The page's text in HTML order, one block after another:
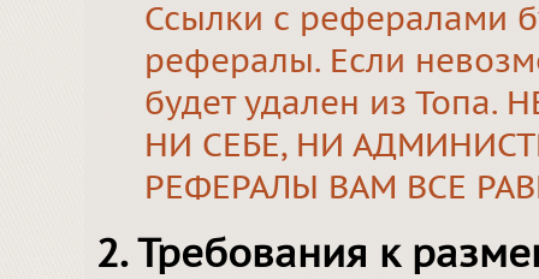
Ссылки с рефералами
рефералы. Если
будет удален из
НИ СЕБЕ, НИ
РЕФЕРАЛЫ ВАМ ВСЕ
2. Требования к